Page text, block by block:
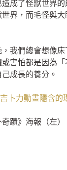
成了怪獸世界
界，而毛怪與
我們總會想像
害怕都是因為
成長的養分。
卜力動畫隱含的
蹟》海報（左